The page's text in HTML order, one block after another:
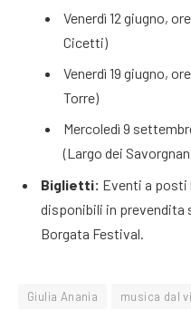
Venerdì 12 giugno,
Cicetti)
Venerdì 19 giugno,
Torre)
Mercoledì 9
(Largo dei
Biglietti: Eventi a
disponibili in prevendita
Borgata Festival.
Giulia Anania musica dal